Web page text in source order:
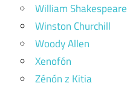
William Shakespeare
Winston Churchill
Woody Allen
Xenofón
Zénón z Kitia